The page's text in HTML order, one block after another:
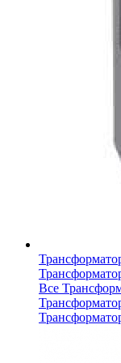
Все